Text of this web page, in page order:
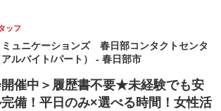
ッフ
ュニケーションズ 春日部コンタクトセンタ
ルバイト/パート） - 春日部市
開催中＞履歴書不要★未経験でも安
備！平日のみ×選べる時間！女性活